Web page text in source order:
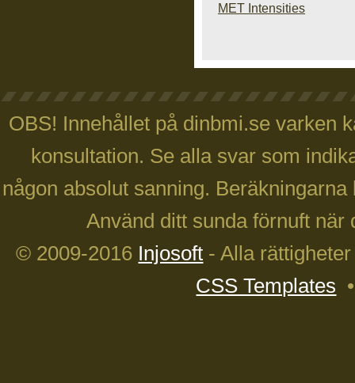
MET Intensities
OBS! Innehållet på dinbmi.se varken
konsultation. Se alla svar som
någon absolut sanning.
Använd ditt sunda förnuft
© 2009-2016 Injosoft - Alla
CSS Templates